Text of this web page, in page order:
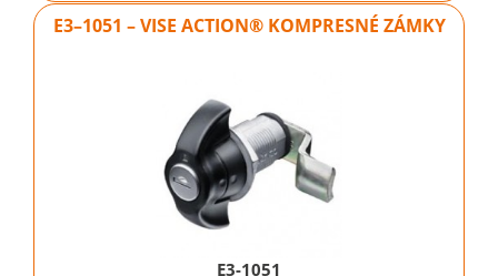
E3–1051 – VISE ACTION® KOMPRESNÉ ZÁMKY
E3-1051